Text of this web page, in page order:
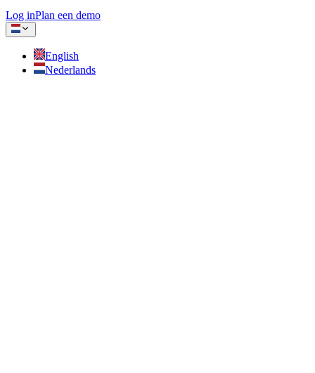
Log inPlan een demo
English
Nederlands